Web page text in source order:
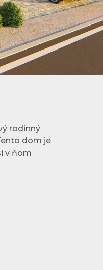
rodinný
dom je
v ňom